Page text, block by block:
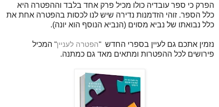
הפרק כי ספר עובדיה כולו מכיל פרק אחד בלבד וההפטרה היא
כלל הספר. זוהי הזדמנות נדירה שיש לנו לכסות בהפטרה אחת את
כלל נבואתו של נביא מסוים (הנביא הנוסף הוא יונה).
נזמין אתכם גם לעיין בספרי החדש "הפטרה לעניין" המכיל
פירושים לכל ההפטרות ומתאים מאד גם כמתנה.